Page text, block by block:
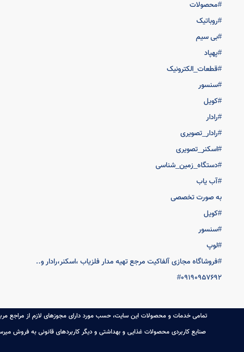
#محصولات
#روباتیک
#بی سیم
#پهپاد
#قطعات_الکترونیک
#سنسور
#کویل
#رادار
#رادار_تصویری
#اسکنر_تصویری
#دستگاه_زمین_شناسی
#آب یاب
به صورت تخصصی
#کویل
#سنسور
#لوپ
#فروشاگاه مجازی آلفاکیت مرجع تهیه مدار فلزیاب ،اسکنر،رادار و..
#09190957692
تمامی خدمات و محصولات این سایت، حسب مورد دارای مجوزهای لازم از مراجع
صنایع کاربردی محصولات غذایی و بهداشتی و دیگر کاربردهای قانونی به فروش